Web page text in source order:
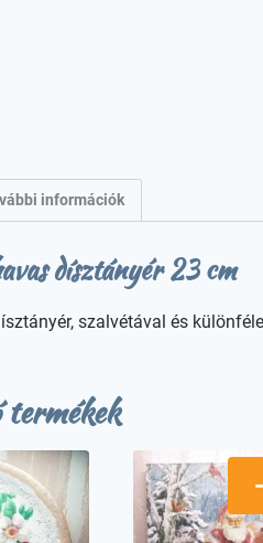
információk
dísztányér 23 cm
szalvétával és
termékek